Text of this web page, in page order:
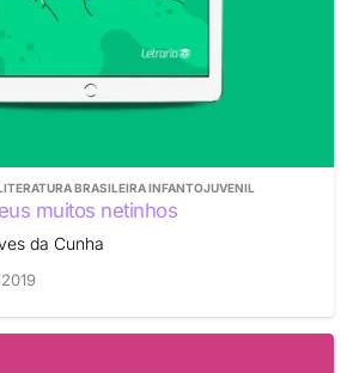
BRASILEIRA INFANTOJUVENIL
muitos netinhos
da Cunha